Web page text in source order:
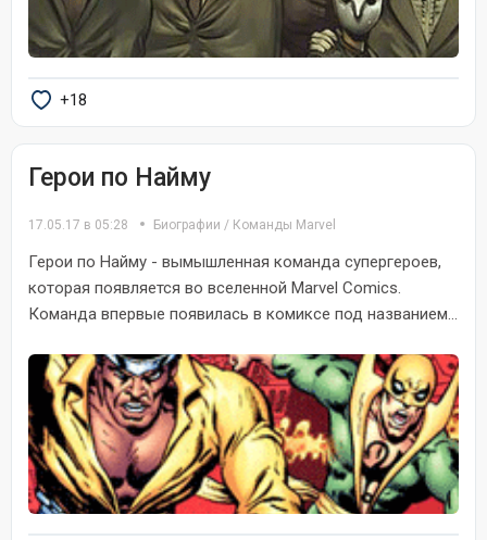
+18
Герои по Найму
17.05.17 в 05:28 Биографии / Команды Marvel
Герои по Найму - вымышленная команда супергероев,
которая появляется во вселенной Marvel Comics.
Команда впервые появилась в комиксе под названием...